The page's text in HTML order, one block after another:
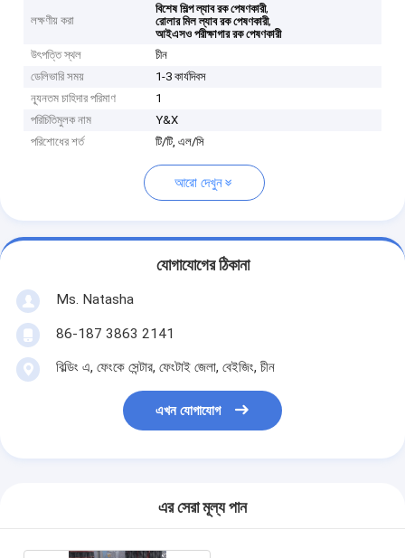
লক্ষণীয় করা
বিশেষ শিল্প ল্যাব রক পেষণকারী,
রোলার মিল ল্যাব রক পেষণকারী,
আইএসও পরীক্ষাগার রক পেষণকারী
উৎপত্তি স্থল
চীন
ডেলিভারি সময়
1-3 কার্যদিবস
ন্যূনতম চাহিদার পরিমাণ
1
পরিচিতিমুলক নাম
Y&X
পরিশোধের শর্ত
টি/টি, এল/সি
আরো দেখুন
যোগাযোগের ঠিকানা
Ms. Natasha
86-187 3863 2141
বিল্ডিং এ, ফেংকে সেন্টার, ফেংটাই জেলা, বেইজিং, চীন
এখন যোগাযোগ
এর সেরা মূল্য পান